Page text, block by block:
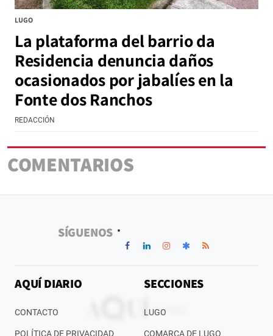
LUGO
La plataforma del barrio da
Residencia denuncia daños
ocasionados por jabalíes en la
Fonte dos Ranchos
REDACCIÓN
COMENTARIOS
SÍGUENOS
AQUÍ DIARIO
CONTACTO
POLÍTICA DE PRIVACIDAD
SECCIONES
LUGO
COMARCA DE LUGO